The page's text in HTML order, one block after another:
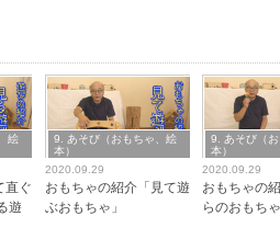
絵
直ぐ
遊
9. あそび（おもちゃ、絵
本）
2020.09.29
おもちゃの紹介「見て遊
ぶおもちゃ」
9. あそび（
本）
2020.09.29
おもちゃの
らのおもちゃ